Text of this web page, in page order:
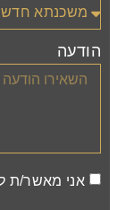
הודעה
אני מאשר/ת